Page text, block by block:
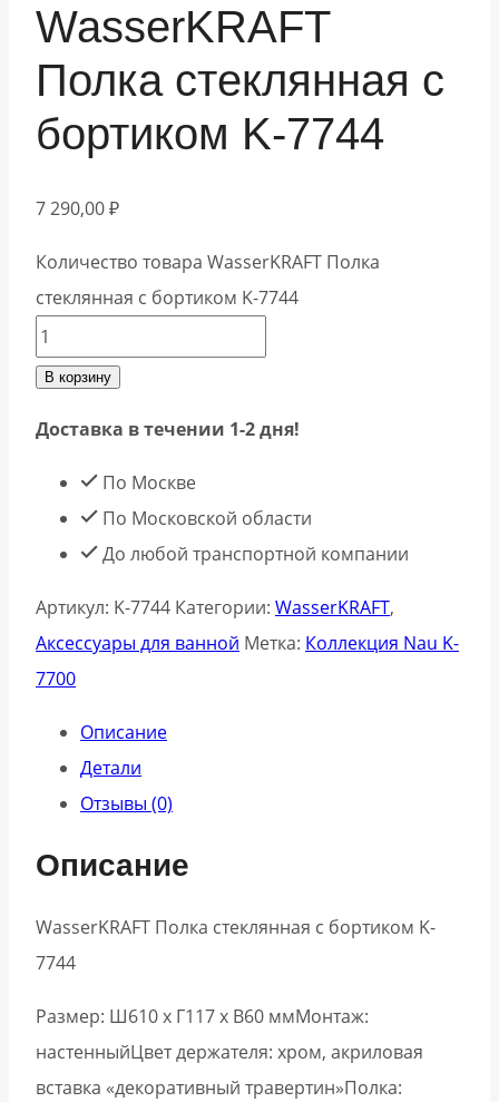
WasserKRAFT
Полка стеклянная с
бортиком K-7744
7 290,00₽
Количество товара WasserKRAFT Полка
стеклянная с бортиком K-7744
В корзину
Доставка в течении 1-2 дня!
По Москве
По Московской области
До любой транспортной компании
Артикул: K-7744 Категории: WasserKRAFT,
Аксессуары для ванной Метка: Коллекция Nau K-
7700
Описание
Детали
Отзывы (0)
Описание
WasserKRAFT Полка стеклянная с бортиком K-
7744
Размер: Ш610 х Г117 х В60 ммМонтаж:
настенныйЦвет держателя: хром, акриловая
вставка «декоративный травертин»Полка: